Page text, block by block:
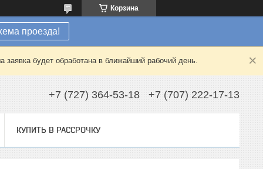
Корзина
проезда!
будет обработана в ближайший рабочий день.
+7 (727) 364-53-18 +7 (707) 222-17-13
КУПИТЬ В РАССРОЧКУ